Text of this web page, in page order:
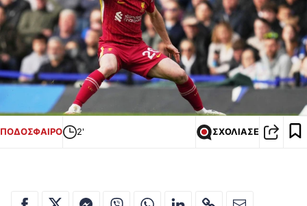
ΠΟΔΟΣΦΑΙΡΟ 2' ΣΧΟΛΙΑΣΕ